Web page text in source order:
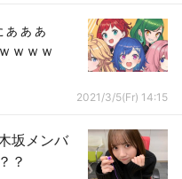
ぁぁ
ｗｗｗ
2021/3/5(Fr) 14:15
坂メンバ
？